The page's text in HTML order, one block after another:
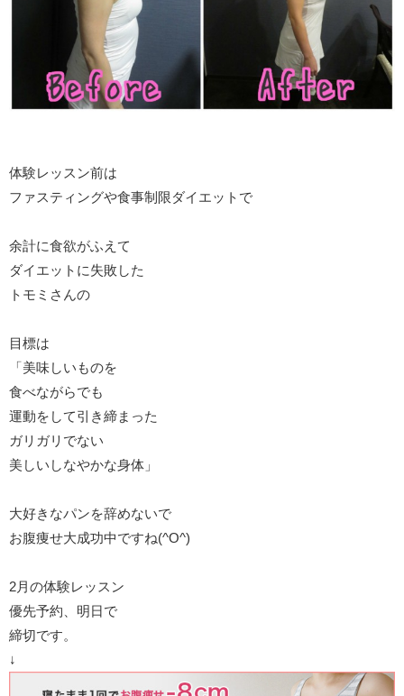
体験レッスン前は
ファスティングや食事制限ダイエットで
余計に食欲がふえて
ダイエットに失敗した
トモミさんの
目標は
「美味しいものを
食べながらでも
運動をして引き締まった
ガリガリでない
美しいしなやかな身体」
大好きなパンを辞めないで
お腹痩せ大成功中ですね(^O^)
2月の体験レッスン
優先予約、明日で
締切です。
↓